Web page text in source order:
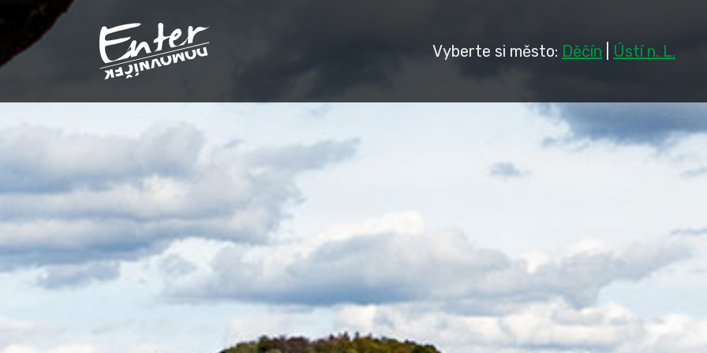
Vyberte si město: Děčín Ústí n. L.